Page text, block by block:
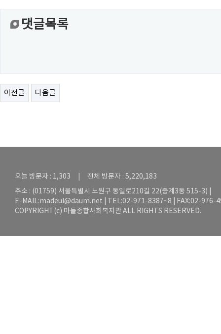
댓글목록
이전글 다음글
오늘 방문자 : 1,303 | 전체 방문자 : 5,220,183
주소 : (01759) 서울특별시 노원구 동일로210길 22(중계3동 515-3) |
E-MAIL:madeul@daum.net | TEL:02-971-8387~8 | FAX:02-976-
COPYRIGHT(c) 마들종합사회복지관 ALL RIGHTS RESERVED.